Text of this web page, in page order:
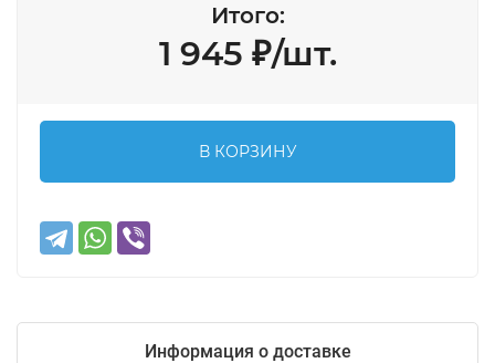
Итого:
1 945 ₽/шт.
В КОРЗИНУ
Информация о доставке